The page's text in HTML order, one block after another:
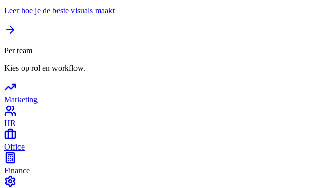
Leer hoe je de beste visuals maakt
Per team
Kies op rol en workflow.
Marketing
HR
Office
Finance